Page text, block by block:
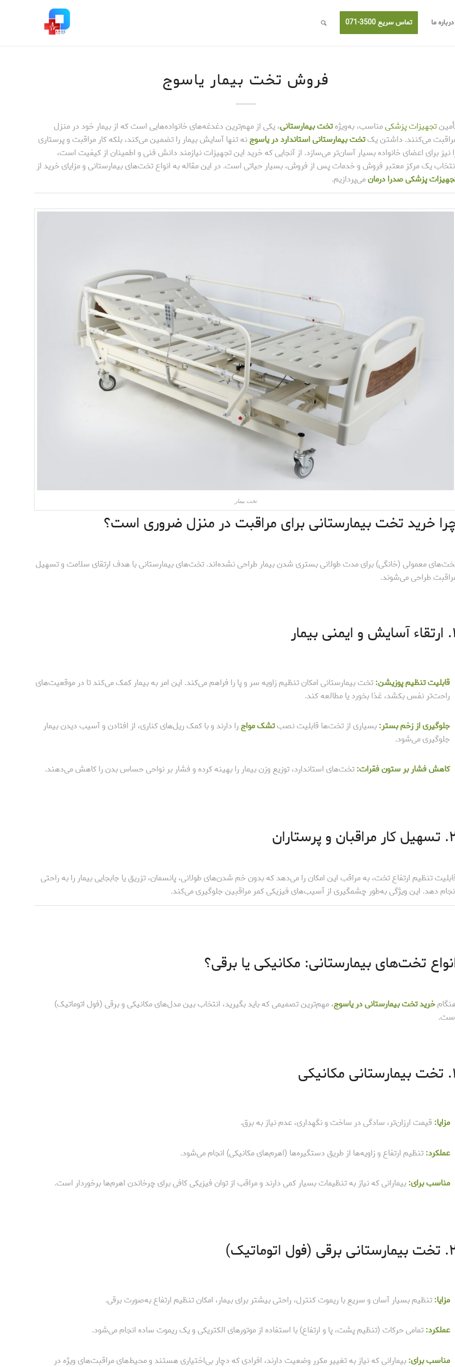
درباره ما تماس سریع 3500-071
فروش تخت بیمار یاسوج
تجهیزات پزشکیمناسب، به‌ویژهتخت بیمارستانی، یکی از مهم‌ترین دغدغه‌های خانواده‌هایی است که از بیمار خود در منزل
می‌کنند. داشتن یکتخت بیمارستانی استاندارد در یاسوجنه تنها آسایش بیمار را تضمین می‌کند، بلکه کار مراقبت و پرستاری
نیز برای اعضای خانواده بسیار آسان‌تر می‌سازد. از آنجایی که خرید این تجهیزات نیازمند دانش فنی و اطمینان از کیفیت است،
یک مرکز معتبر فروش و خدمات پس از فروش، بسیار حیاتی است. در این مقاله به انواع تخت‌های بیمارستانی و مزایای خرید از
پزشکی صدرا درمانمی‌پردازیم.
تخت بیمار
خرید تخت بیمارستانی برای مراقبت در منزل ضروری است؟
معمولی (خانگی) برای مدت طولانی بستری شدن بیمار طراحی نشده‌اند. تخت‌های بیمارستانی با هدف ارتقای سلامت و تسهیل
طراحی می‌شوند.
۱. ارتقاء آسایش و ایمنی بیمار
قابلیت تنظیم پوزیشن:تخت بیمارستانی امکان تنظیم زاویه سر و پا را فراهم می‌کند. این امر به بیمار کمک می‌کند تا در موقعیت‌های
راحت‌تر نفس بکشد، غذا بخورد یا مطالعه کند.
جلوگیری از زخم بستر:بسیاری از تخت‌ها قابلیت نصبتشک مواجرا دارند و با کمک ریل‌های کناری، از افتادن و آسیب دیدن بیمار
جلوگیری می‌شود.
کاهش فشار بر ستون فقرات:تخت‌های استاندارد، توزیع وزن بیمار را بهینه کرده و فشار بر نواحی حساس بدن را کاهش می‌دهند.
و پرستاران
تنظیم ارتفاع تخت، به مراقب این امکان را می‌دهد که بدون خم شدن‌های طولانی، پانسمان، تزریق یا جابجایی بیمار را به راحتی
دهد. این ویژگی به‌طور چشمگیری از آسیب‌های فیزیکی کمر مراقبین جلوگیری می‌کند.
تخت‌های بیمارستانی: مکانیکی یا برقی؟
خرید تخت بیمارستانی در یاسوج، مهم‌ترین تصمیمی که باید بگیرید، انتخاب بین مدل‌های مکانیکی و برقی (فول اتوماتیک)
۱. تخت بیمارستانی مکانیکی
مزایا: قیمت ارزان‌تر، سادگی در ساخت و نگهداری، عدم نیاز به برق.
عملکرد:تنظیم ارتفاع و زاویه‌ها از طریق دستگیره‌ها (اهرم‌های مکانیکی) انجام می‌شود.
مناسب برای:بیمارانی که نیاز به تنظیمات بسیار کمی دارند و مراقب از توان فیزیکی کافی برای چرخاندن اهرم‌ها برخوردار است.
(فول اتوماتیک)
مزایا:تنظیم بسیار آسان و سریع با ریموت کنترل، راحتی بیشتر برای بیمار، امکان تنظیم ارتفاع به‌صورت برقی.
عملکرد:تمامی حرکات (تنظیم پشت، پا و ارتفاع) با استفاده از موتورهای الکتریکی و یک ریموت ساده انجام می‌شود.
مناسب برای:بیمارانی که نیاز به تغییر مکرر وضعیت دارند، افرادی که دچار بی‌اختیاری هستند و محیط‌های مراقبت‌های ویژه در